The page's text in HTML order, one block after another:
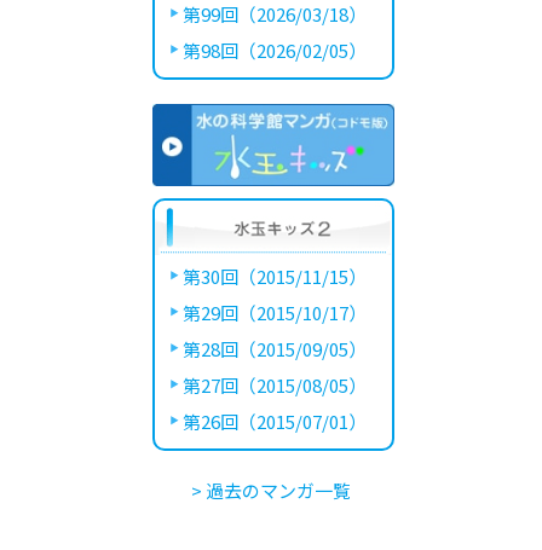
第99回（2026/03/18）
第98回（2026/02/05）
第30回（2015/11/15）
第29回（2015/10/17）
第28回（2015/09/05）
第27回（2015/08/05）
第26回（2015/07/01）
> 過去のマンガ一覧